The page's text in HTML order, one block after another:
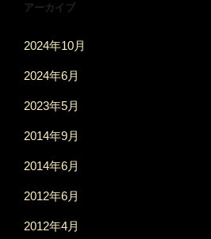
アーカイブ
2024年10月
2024年6月
2023年5月
2014年9月
2014年6月
2012年6月
2012年4月